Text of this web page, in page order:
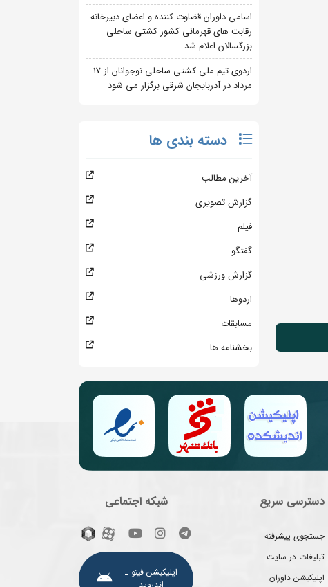
اسامی داوران قضاوت کننده و اعضای دبیرخانه
رقابت های قهرمانی کشور کشتی ساحلی
بزرگسالان اعلام شد
اردوی تیم ملی کشتی ساحلی نوجوانان از 17
مرداد در آذربایجان شرقی برگزار می شود
دسته بندی ها
آخرین مطالب
گزارش تصویری
فیلم
گفتگو
گزارش ورزشی
اردوها
مسابقات
بخشنامه ها
دسترسی سریع
جستجوی پیشرفته
تبلیغات در سایت
اپلیکیشن داوران
شبکه اجتماعی
اپلیکیشن فیتو ـ